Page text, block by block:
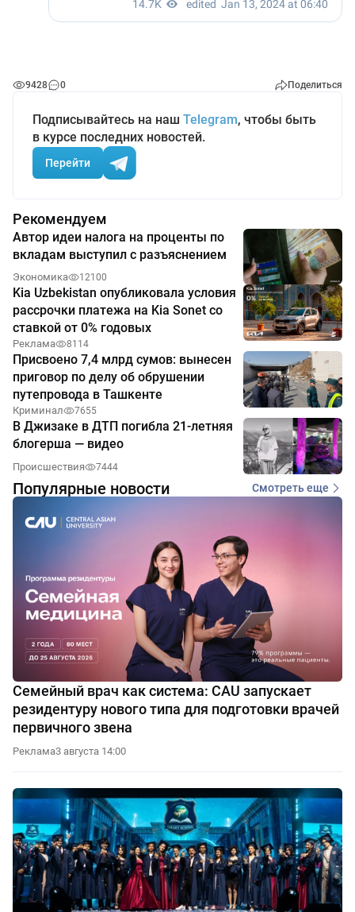
9428 0 Поделиться
Подписывайтесь на наш Telegram, чтобы быть
в курсе последних новостей.
Перейти
Рекомендуем
Автор идеи налога на проценты по
вкладам выступил с разъяснением
Экономика 12100
Kia Uzbekistan опубликовала условия
рассрочки платежа на Kia Sonet со
ставкой от 0% годовых
Реклама 8114
Присвоено 7,4 млрд сумов: вынесен
приговор по делу об обрушении
путепровода в Ташкенте
Криминал 7655
В Джизаке в ДТП погибла 21-летняя
блогерша — видео
Происшествия 7444
Популярные новости Смотреть еще
Семейный врач как система: CAU запускает
резидентуру нового типа для подготовки врачей
первичного звена
Реклама3 августа 14:00